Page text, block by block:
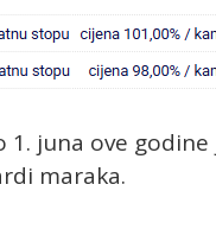
1. juna ove
maraka.